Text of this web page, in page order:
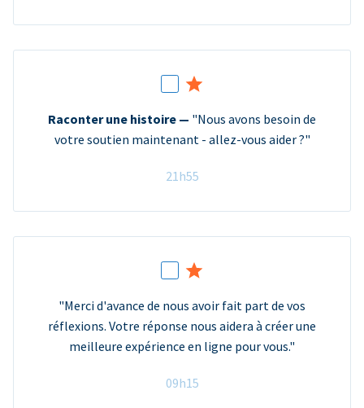
Raconter une histoire — "Nous avons besoin de
votre soutien maintenant - allez-vous aider ?"
21h55
"Merci d'avance de nous avoir fait part de vos
réflexions. Votre réponse nous aidera à créer une
meilleure expérience en ligne pour vous."
09h15